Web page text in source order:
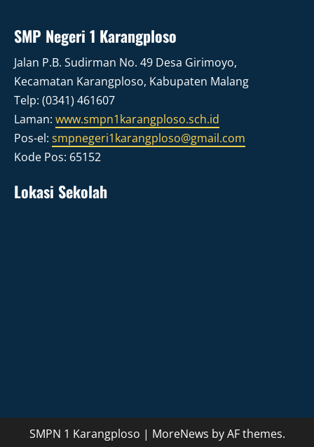
SMP Negeri 1 Karangploso
Jalan P.B. Sudirman No. 49 Desa Girimoyo,
Kecamatan Karangploso, Kabupaten Malang
Telp: (0341) 461607
Laman: www.smpn1karangploso.sch.id
Pos-el: smpnegeri1karangploso@gmail.com
Kode Pos: 65152
Lokasi Sekolah
SMPN 1 Karangploso | MoreNews by AF themes.